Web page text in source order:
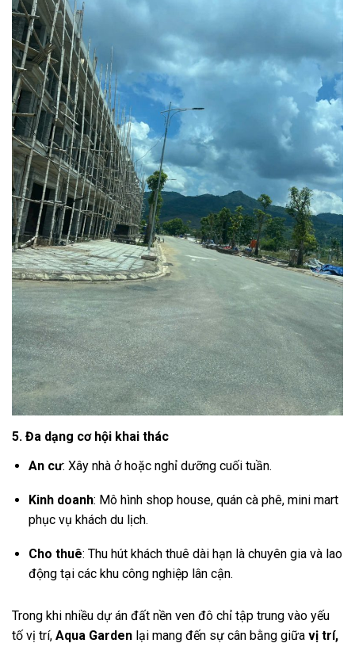
5. Đa dạng cơ hội khai thác
An cư: Xây nhà ở hoặc nghỉ dưỡng cuối tuần.
Kinh doanh: Mô hình shop house, quán cà phê, mini mart
phục vụ khách du lịch.
Cho thuê: Thu hút khách thuê dài hạn là chuyên gia và lao
động tại các khu công nghiệp lân cận.
Trong khi nhiều dự án đất nền ven đô chỉ tập trung vào yếu
tố vị trí, Aqua Garden lại mang đến sự cân bằng giữa vị trí,